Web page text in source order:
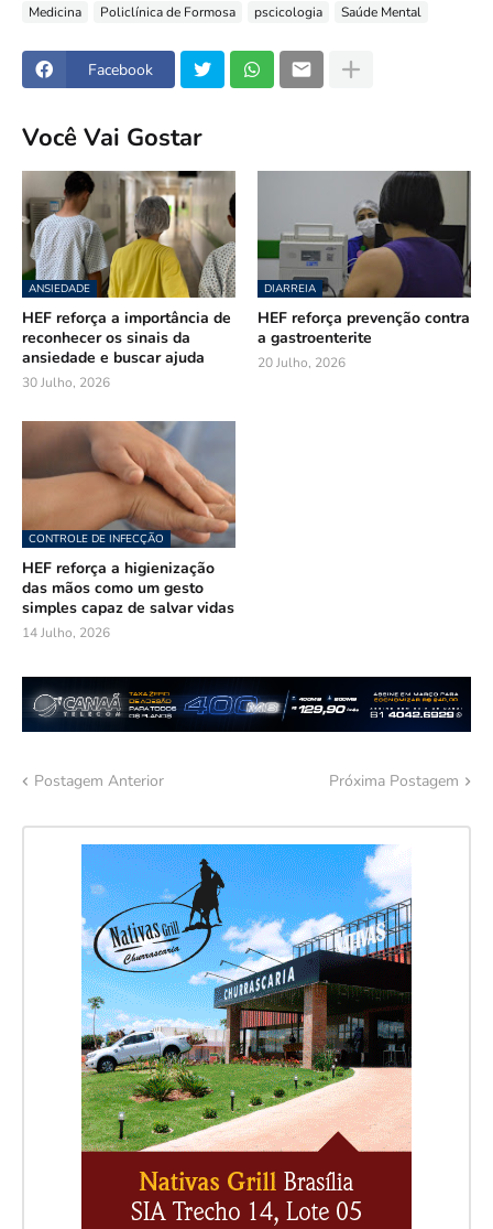
Medicina
Policlínica de Formosa pscicologia Saúde Mental
Facebook
Você Vai Gostar
ANSIEDADE
HEF reforça a importância de
reconhecer os sinais da
ansiedade e buscar ajuda
30 Julho, 2026
DIARREIA
HEF reforça prevenção contra
a gastroenterite
20 Julho, 2026
CONTROLE DE INFECÇÃO
HEF reforça a higienização
das mãos como um gesto
simples capaz de salvar vidas
14 Julho, 2026
Postagem Anterior Próxima Postagem